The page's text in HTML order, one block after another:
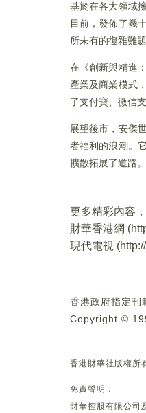
基於在各大領域
目前，發佈了幾
所未有的復雜難
在《創新與精進
產業及商業模式
了支付寶、微信
展望後市，安傑
者福利的浪潮。
擴散拓展了道路。
更多精彩內容
財華香港網 (
現代電視 (
香港政府指定刊
Copyright ©
香港財華社版權所
免責聲明：
財華控股有限公司